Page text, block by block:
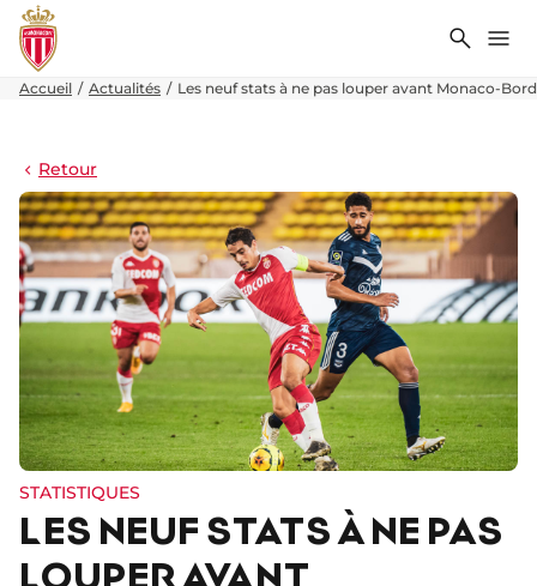
Accueil Actualités Les neuf stats à ne pas louper avant Monaco-
Retour
STATISTIQUES
LES NEUF STATS À NE PAS
LOUPER AVANT